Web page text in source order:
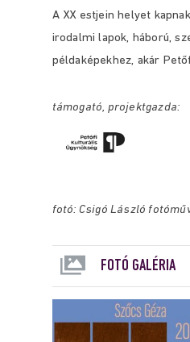
A XX estjein helyet
irodalmi lapok, háború,
példaképekhez, akár
támogató, projektgazda:
fotó: Csigó László
FOTÓ GALÉRIA